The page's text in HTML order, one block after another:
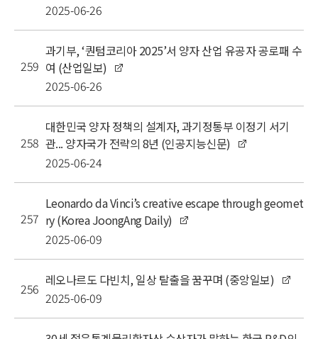
2025-06-26
259
과기부, ‘퀀텀코리아 2025’서 양자 산업 유공자 공로패 수
여 (산업일보)
2025-06-26
258
대한민국 양자 정책의 설계자, 과기정통부 이정기 서기
관... 양자국가 전략의 8년 (인공지능신문)
2025-06-24
257
Leonardo da Vinci’s creative escape through geomet
ry (Korea JoongAng Daily)
2025-06-09
256
레오나르도 다빈치, 일상 탈출을 꿈꾸며 (중앙일보)
2025-06-09